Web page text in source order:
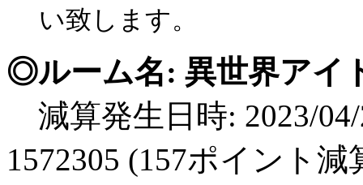
い致します。
◎ルーム名: 異世界アイ
減算発生日時: 2023/
1572305 (157ポイント減